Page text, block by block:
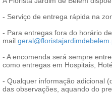
- Serviço de entrega rápida na
- Para entregas fora do horário
mail
- A encomenda será sempre
como entregas em Hospitais,
- Qualquer informação adicional
das observações, aquando do